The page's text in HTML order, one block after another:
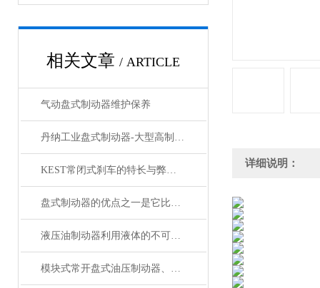
相关文章 / ARTICLE
气动盘式制动器维护保养
丹纳工业盘式制动器-大型高制动力液压刹车
KEST常闭式刹车的特长与弊端必读！
盘式制动器的优点之一是它比传统的鼓式制动器更为高效
液压油制动器利用液体的不可压缩性来传递制动力矩
模块式常开盘式油压制动器、常闭液压制动器选择
详细说明：